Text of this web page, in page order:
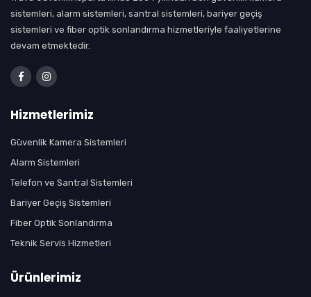
sistemleri, alarm sistemleri, santral sistemleri, bariyer geçiş
sistemleri ve fiber optik sonlandırma hizmetleriyle faaliyetlerine
devam etmektedir.
Hizmetlerimiz
Güvenlik Kamera Sistemleri
Alarm Sistemleri
Telefon ve Santral Sistemleri
Bariyer Geçiş Sistemleri
Fiber Optik Sonlandırma
Teknik Servis Hizmetleri
Ürünlerimiz